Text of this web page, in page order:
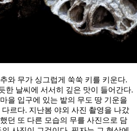
와 무가 싱그럽게 쑥쑥 키를 키운다.
한 날씨에 서서히 깊은 맛이 들어간다.
을 입구에 있는 밭의 무도 땅 기운을
르다. 지난봄 야외 사진 촬영을 나갔
던 또 다른 모습의 무를 사진으로 담